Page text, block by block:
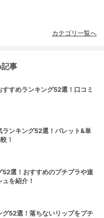
カテゴリ一覧へ
事
すめランキング52選！口コミ
ランキング52選！パレット&単
！
52選！おすすめのプチプラや速
を紹介！
グ52選！落ちないリップをプチ